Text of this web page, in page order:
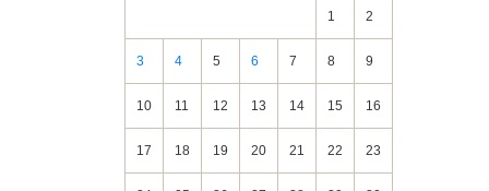
1 2
3 4 5 6 7 8 9
10 11 12 13 14 15 16
17 18 19 20 21 22 23